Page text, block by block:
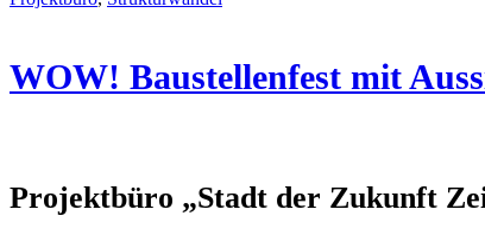
WOW! Baustellenfest mit
Projektbüro „Stadt der Zukunft